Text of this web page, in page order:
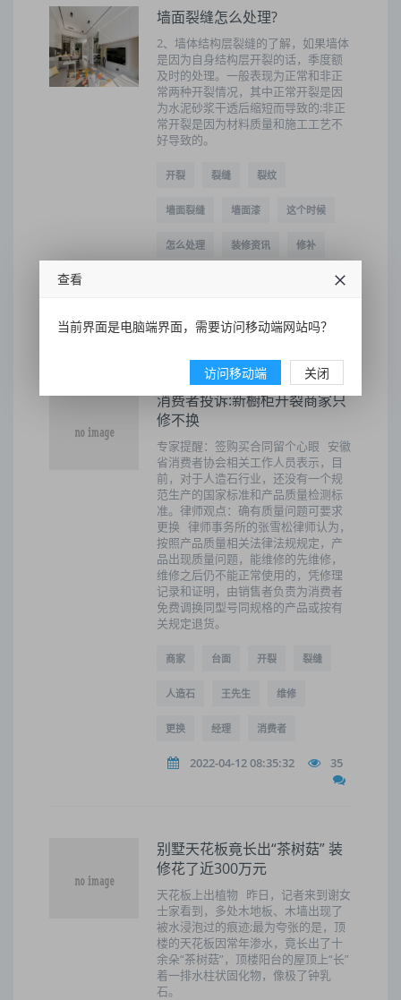
墙面裂缝怎么处理?
2、墙体结构层裂缝的了解，如果墙体
是因为自身结构层开裂的话，季度额
及时的处理。一般表现为正常和非正
常两种开裂情况，其中正常开裂是因
为水泥砂浆干透后缩短而导致的;非正
常开裂是因为材料质量和施工工艺不
好导致的。
开裂 裂缝 裂纹
墙面裂缝 墙面漆 这个时候
怎么处理 装修资讯 修补
消费者投诉:新橱柜开裂商家只
修不换
专家提醒：签购买合同留个心眼 安徽
省消费者协会相关工作人员表示，目
前，对于人造石行业，还没有一个规
范生产的国家标准和产品质量检测标
准。律师观点：确有质量问题可要求
更换 律师事务所的张雪松律师认为，
按照产品质量相关法律法规规定，产
品出现质量问题，能维修的先维修，
维修之后仍不能正常使用的，凭修理
记录和证明，由销售者负责为消费者
免费调换同型号同规格的产品或按有
关规定退货。
商家 台面 开裂 裂缝
人造石 王先生 维修
更换 经理 消费者
2022-04-12 08:35:32 35
别墅天花板竟长出“茶树菇” 装
修花了近300万元
天花板上出植物 昨日，记者来到谢女
士家看到，多处木地板、木墙出现了
被水浸泡过的痕迹;最为夸张的是，顶
楼的天花板因常年渗水，竟长出了十
余朵“茶树菇”，顶楼阳台的屋顶上“长”
着一排水柱状固化物，像极了钟乳
石。
查看
当前界面是电脑端界面，需要访问移动端网站吗？
访问移动端 关闭